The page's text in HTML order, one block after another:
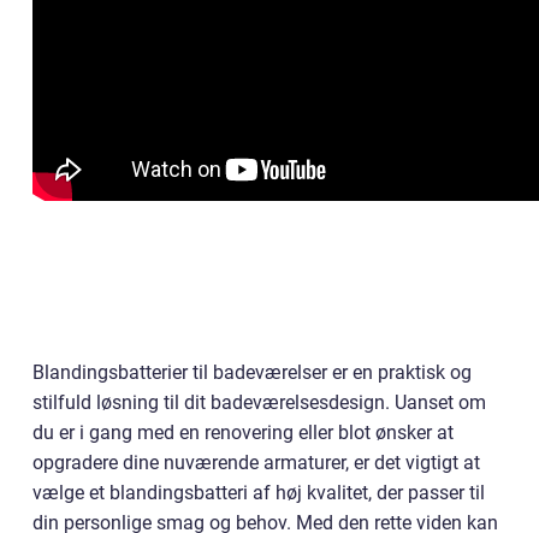
Blandingsbatterier til badeværelser er en praktisk og
stilfuld løsning til dit badeværelsesdesign. Uanset om
du er i gang med en renovering eller blot ønsker at
opgradere dine nuværende armaturer, er det vigtigt at
vælge et blandingsbatteri af høj kvalitet, der passer til
din personlige smag og behov. Med den rette viden kan